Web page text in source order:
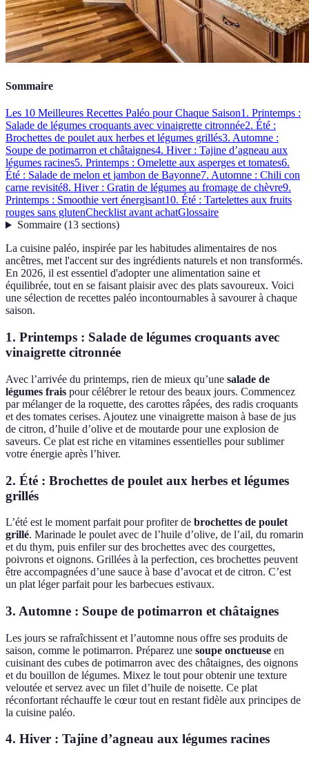
Sommaire
Les 10 Meilleures Recettes Paléo pour Chaque Saison1. Printemps :
Salade de légumes croquants avec vinaigrette citronnée2. Été :
Brochettes de poulet aux herbes et légumes grillés3. Automne :
Soupe de potimarron et châtaignes4. Hiver : Tajine d’agneau aux
légumes racines5. Printemps : Omelette aux asperges et tomates6.
Été : Salade de melon et jambon de Bayonne7. Automne : Chili con
carne revisité8. Hiver : Gratin de légumes au fromage de chèvre9.
Printemps : Smoothie vert énergisant10. Été : Tartelettes aux fruits
rouges sans glutenChecklist avant achatGlossaire
Sommaire(13 sections)
La cuisine paléo, inspirée par les habitudes alimentaires de nos
ancêtres, met l'accent sur des ingrédients naturels et non transformés.
En 2026, il est essentiel d'adopter une alimentation saine et
équilibrée, tout en se faisant plaisir avec des plats savoureux. Voici
une sélection de recettes paléo incontournables à savourer à chaque
saison.
1. Printemps : Salade de légumes croquants avec
vinaigrette citronnée
Avec l’arrivée du printemps, rien de mieux qu’une salade de
légumes frais pour célébrer le retour des beaux jours. Commencez
par mélanger de la roquette, des carottes râpées, des radis croquants
et des tomates cerises. Ajoutez une vinaigrette maison à base de jus
de citron, d’huile d’olive et de moutarde pour une explosion de
saveurs. Ce plat est riche en vitamines essentielles pour sublimer
votre énergie après l’hiver.
2. Été : Brochettes de poulet aux herbes et légumes
grillés
L’été est le moment parfait pour profiter de brochettes de poulet
grillé. Marinade le poulet avec de l’huile d’olive, de l’ail, du romarin
et du thym, puis enfiler sur des brochettes avec des courgettes,
poivrons et oignons. Grillées à la perfection, ces brochettes peuvent
être accompagnées d’une sauce à base d’avocat et de citron. C’est
un plat léger parfait pour les barbecues estivaux.
3. Automne : Soupe de potimarron et châtaignes
Les jours se rafraîchissent et l’automne nous offre ses produits de
saison, comme le potimarron. Préparez une soupe onctueuse en
cuisinant des cubes de potimarron avec des châtaignes, des oignons
et du bouillon de légumes. Mixez le tout pour obtenir une texture
veloutée et servez avec un filet d’huile de noisette. Ce plat
réconfortant réchauffe le cœur tout en restant fidèle aux principes de
la cuisine paléo.
4. Hiver : Tajine d’agneau aux légumes racines